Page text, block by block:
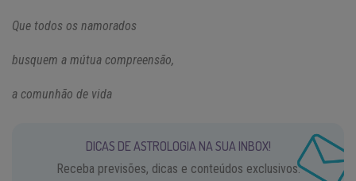
Que todos os namorados
busquem a mútua compreensão,
a comunhão de vida
DICAS DE ASTROLOGIA NA SUA INBOX!
Receba previsões, dicas e conteúdos exclusivos.